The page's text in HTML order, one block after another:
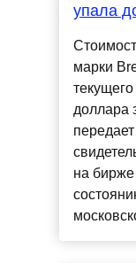
упала
марки
доллара
на